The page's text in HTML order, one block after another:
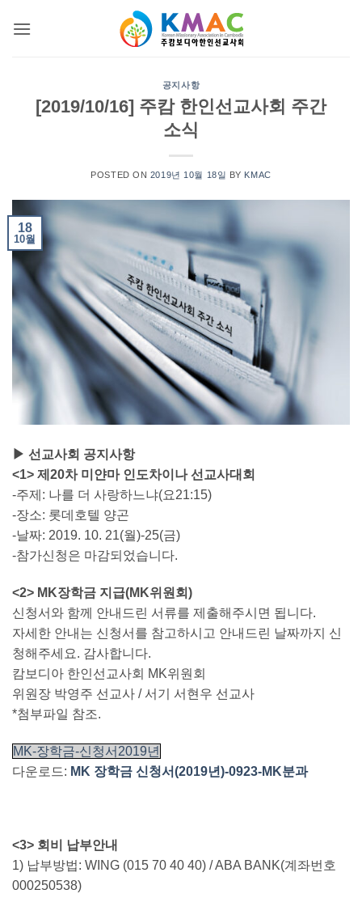
공지사항
[2019/10/16] 주캄 한인선교사회 주간
소식
POSTED ON 2019년 10월 18일 BY KMAC
18
10월
▶ 선교사회 공지사항
<1> 제20차 미얀마 인도차이나 선교사대회
-주제: 나를 더 사랑하느냐(요21:15)
-장소: 롯데호텔 양곤
-날짜: 2019. 10. 21(월)-25(금)
-참가신청은 마감되었습니다.
<2> MK장학금 지급(MK위원회)
신청서와 함께 안내드린 서류를 제출해주시면 됩니다.
자세한 안내는 신청서를 참고하시고 안내드린 날짜까지 신
청해주세요. 감사합니다.
캄보디아 한인선교사회 MK위원회
위원장 박영주 선교사 / 서기 서현우 선교사
*첨부파일 참조.
MK-장학금-신청서2019년
다운로드: MK 장학금 신청서(2019년)-0923-MK분과
<3> 회비 납부안내
1) 납부방법: WING (015 70 40 40) / ABA BANK(계좌번호
000250538)